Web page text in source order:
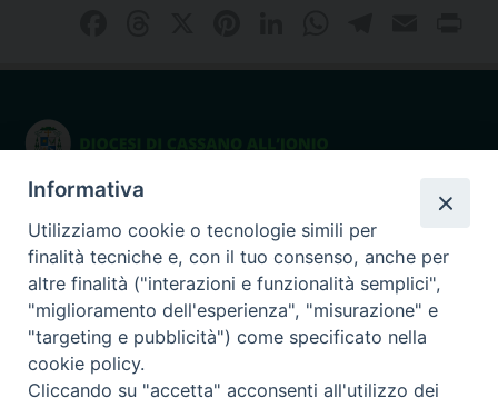
via Ginnasio 85
87011 Cassano allo Ionio (CS)
cell.375.9066947
Seguici su
Informativa
Utilizziamo cookie o tecnologie simili per
finalità tecniche e, con il tuo consenso, anche per
altre finalità ("interazioni e funzionalità semplici",
"miglioramento dell'esperienza", "misurazione" e
"targeting e pubblicità") come specificato nella
cookie policy.
Cliccando su "accetta" acconsenti all'utilizzo dei